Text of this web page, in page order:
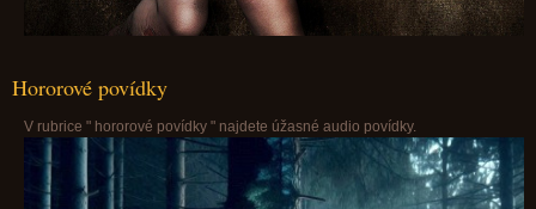
Hororové povídky
V rubrice " hororové povídky " najdete úžasné audio povídky.